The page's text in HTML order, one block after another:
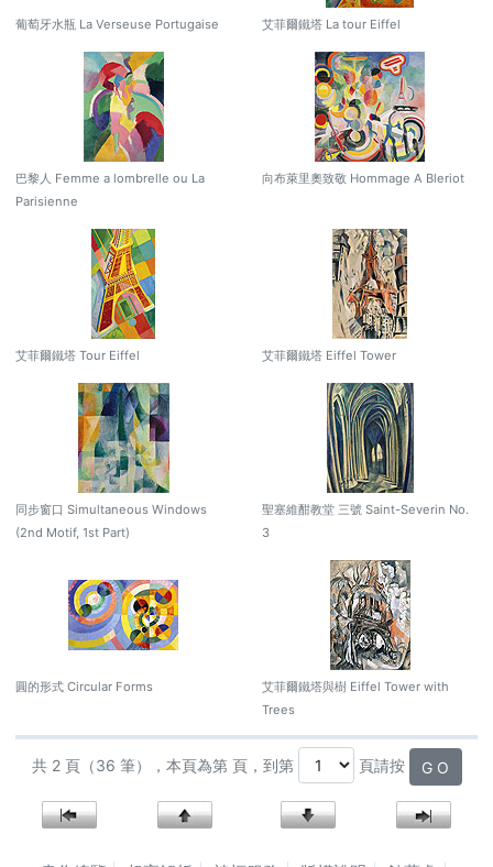
葡萄牙水瓶 La Verseuse Portugaise 艾菲爾鐵塔 La tour Eiffel
巴黎人 Femme a lombrelle ou La
Parisienne
向布萊里奧致敬 Hommage A Bleriot
艾菲爾鐵塔 Tour Eiffel 艾菲爾鐵塔 Eiffel Tower
同步窗口 Simultaneous Windows
(2nd Motif, 1st Part)
聖塞維酣教堂 三號 Saint-Severin No.
3
圓的形式 Circular Forms
艾菲爾鐵塔與樹 Eiffel Tower with
Trees
共 2 頁（36 筆），本頁為第 頁，到第 頁請按 G O